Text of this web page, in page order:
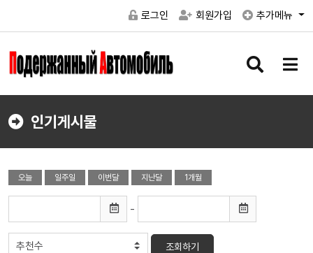
로그인 회원가입 추가메뉴
검
버
메
버
인기게시물
오늘 일주일 이번달 지난달 1개월
-
조회하기